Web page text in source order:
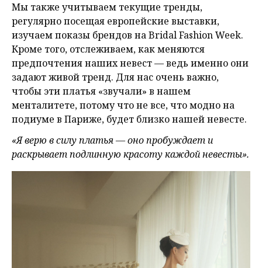
Мы также учитываем текущие тренды,
регулярно посещая европейские выставки,
изучаем показы брендов на Bridal Fashion Week.
Кроме того, отслеживаем, как меняются
предпочтения наших невест — ведь именно они
задают живой тренд. Для нас очень важно,
чтобы эти платья «звучали» в нашем
менталитете, потому что не все, что модно на
подиуме в Париже, будет близко нашей невесте.
«Я верю в силу платья — оно пробуждает и
раскрывает подлинную красоту каждой невесты».